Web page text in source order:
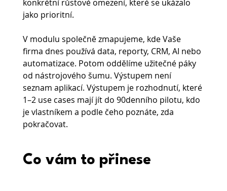
konkrétní růstové omezení, které se ukázalo
jako prioritní.
V modulu společně zmapujeme, kde Vaše
firma dnes používá data, reporty, CRM, AI nebo
automatizace. Potom oddělíme užitečné páky
od nástrojového šumu. Výstupem není
seznam aplikací. Výstupem je rozhodnutí, které
1–2 use cases mají jít do 90denního pilotu, kdo
je vlastníkem a podle čeho poznáte, zda
pokračovat.
Co vám to přinese